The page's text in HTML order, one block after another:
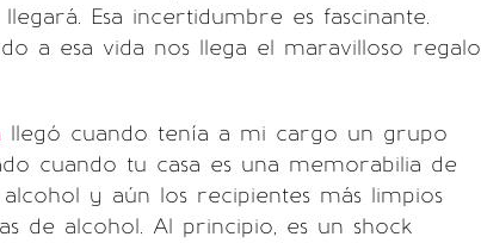
Esa incertidumbre es fascinante.
a esa vida nos llega el maravilloso regalo
llegó cuando tenía a mi cargo un grupo
cuando tu casa es una memorabilia de
y aún los recipientes más limpios
de alcohol. Al principio, es un shock